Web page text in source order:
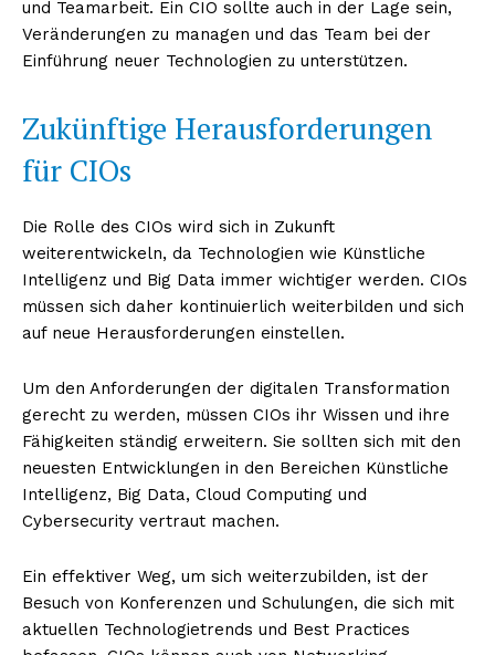
und Teamarbeit. Ein CIO sollte auch in der Lage sein,
Veränderungen zu managen und das Team bei der
Einführung neuer Technologien zu unterstützen.
Zukünftige Herausforderungen
für CIOs
Die Rolle des CIOs wird sich in Zukunft
weiterentwickeln, da Technologien wie Künstliche
Intelligenz und Big Data immer wichtiger werden. CIOs
müssen sich daher kontinuierlich weiterbilden und sich
auf neue Herausforderungen einstellen.
Um den Anforderungen der digitalen Transformation
gerecht zu werden, müssen CIOs ihr Wissen und ihre
Fähigkeiten ständig erweitern. Sie sollten sich mit den
neuesten Entwicklungen in den Bereichen Künstliche
Intelligenz, Big Data, Cloud Computing und
Cybersecurity vertraut machen.
Ein effektiver Weg, um sich weiterzubilden, ist der
Besuch von Konferenzen und Schulungen, die sich mit
aktuellen Technologietrends und Best Practices